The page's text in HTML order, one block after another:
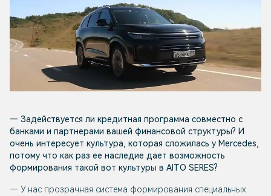
— Задействуется ли кредитная программа совместно с
банками и партнерами вашей финансовой структуры? И
очень интересует культура, которая сложилась у Mercedes,
потому что как раз ее наследие дает возможность
формирования такой вот культуры в AITO SERES?
— У нас прозрачная система формирования специальных